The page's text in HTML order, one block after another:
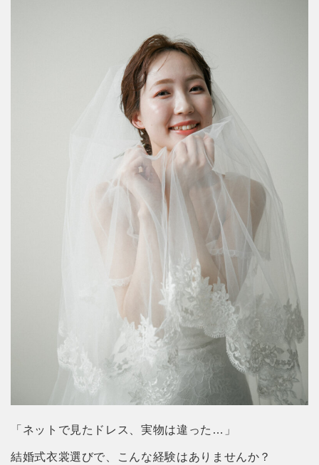
「ネットで見たドレス、実物は違った…」
結婚式衣裳選びで、こんな経験はありませんか？